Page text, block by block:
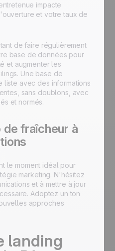
impacte
et votre taux de
de faire régulièrement
base de données pour
et augmenter les
Une base de
avec des informations
sans doublons, avec
et normés.
de fraîcheur à
le moment idéal pour
marketing. N'hésitez
et à mettre à jour
Adoptez un ton
approches
landing